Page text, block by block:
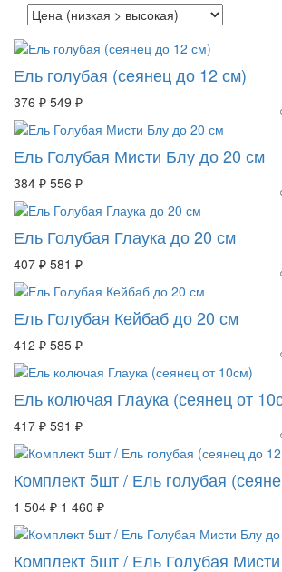
Ель голубая (сеянец до 12 см)
376 ₽ 549 ₽
Ель Голубая Мисти Блу до 20 см
384 ₽ 556 ₽
Ель Голубая Глаука до 20 см
407 ₽ 581 ₽
Ель Голубая Кейбаб до 20 см
412 ₽ 585 ₽
Ель колючая Глаука (сеянец от
417 ₽ 591 ₽
Комплект 5шт / Ель голубая
1 504 ₽ 1 460 ₽
Комплект 5шт / Ель Голубая